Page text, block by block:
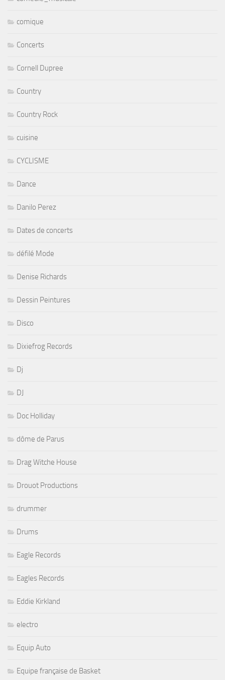
comique
Concerts
Cornell Dupree
Country
Country Rock
cuisine
CYCLISME
Dance
Danilo Perez
Dates de concerts
défilé Mode
Denise Richards
Dessin Peintures
Disco
Dixiefrog Records
Dj
DJ
Doc Holliday
dôme de Parus
Drag Witche House
Drouot Productions
drummer
Drums
Eagle Records
Eagles Records
Eddie Kirkland
electro
Equip Auto
Equipe française de Basket